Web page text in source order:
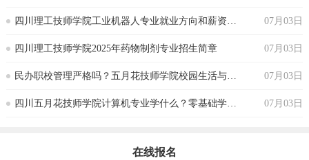
四川理工技师学院工业机器人专业就业方向和薪资水平 07月03日
四川理工技师学院2025年药物制剂专业招生简章 07月03日
‌民办职校管理严格吗？五月花技师学院校园生活与纪律要求‌ 07月03日
‌四川五月花技师学院计算机专业学什么？零基础学生能跟上吗 07月03日
在线报名